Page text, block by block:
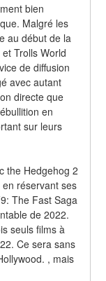
bien
Malgré les
au début de la
Trolls World
de diffusion
avec autant
directe que
en
sur leurs
the Hedgehog 2
réservant ses
The Fast Saga
de 2022.
seuls films à
Ce sera sans
, mais